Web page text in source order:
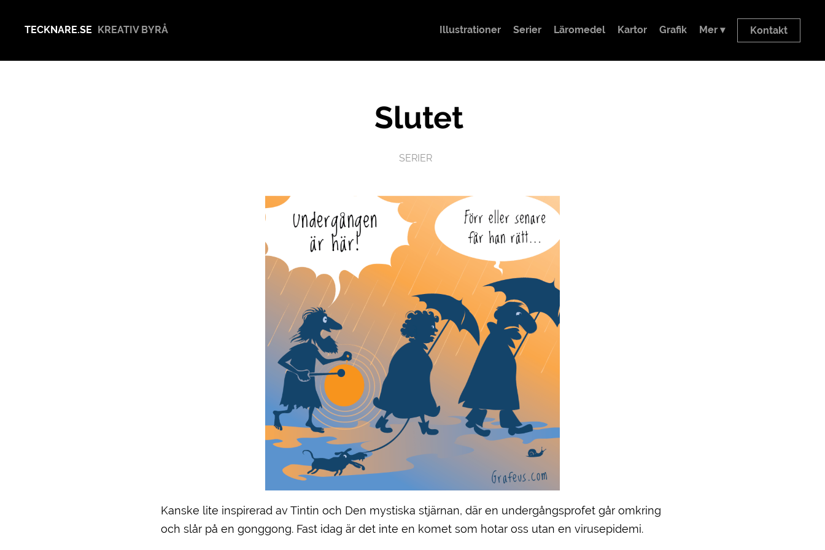
TECKNARE.SE KREATIV BYRÅ Illustrationer Serier Läromedel Kartor Grafik Mer ▾ Kontakt
Slutet
SERIER
Kanske lite inspirerad av Tintin och Den mystiska stjärnan, där en undergångsprofet går omkring
och slår på en gonggong. Fast idag är det inte en komet som hotar oss utan en virusepidemi.